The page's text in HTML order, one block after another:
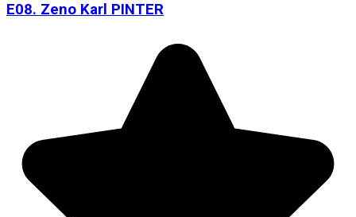
E08. Zeno Karl PINTER